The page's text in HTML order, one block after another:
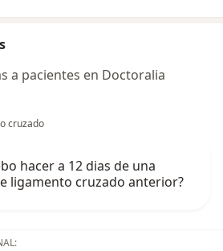
a pacientes en Doctoralia
cruzado
hacer a 12 dias de una
ligamento cruzado anterior?